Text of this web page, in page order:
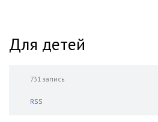
Для детей
731 запись
RSS